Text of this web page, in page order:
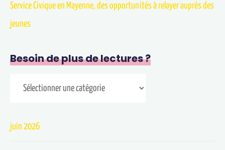
Service Civique en Mayenne, des opportunités à relayer auprès des
jeunes
Besoin de plus de lectures ?
juin 2026